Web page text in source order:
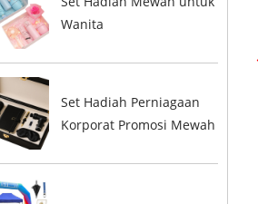
Wanita
Set Hadiah Perniagaan
Korporat Promosi Mewah